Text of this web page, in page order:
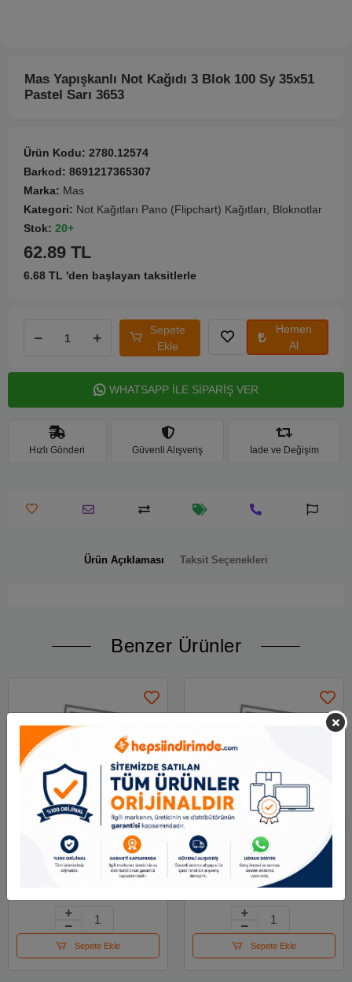
Mas Yapışkanlı Not Kağıdı 3 Blok 100 Sy 35x51
Pastel Sarı 3653
Ürün Kodu: 2780.12574
Barkod: 8691217365307
Marka: Mas
Kategori: Not Kağıtları Pano (Flipchart) Kağıtları, Bloknotlar
Stok: 20+
62.89 TL
6.68 TL 'den başlayan taksitlerle
Sepete
Ekle
Hemen
Al
WHATSAPP İLE SİPARİŞ VER
Hızlı Gönderi Güvenli Alışveriş İade ve Değişim
Ürün Açıklaması Taksit Seçenekleri
Benzer Ürünler
Pad Canxsmart 50f A4
90 G Sketch&notes
Sepete Ekle
Pad Canxsmart 30f A4
180 G Fashion Des
Sepete Ekle